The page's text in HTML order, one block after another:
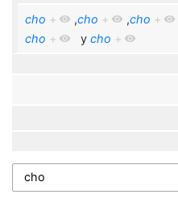
cho + ,cho + ,cho +
cho + y cho +